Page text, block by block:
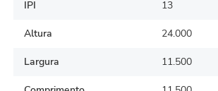
IPI 13
Altura 24.000
Largura 11.500